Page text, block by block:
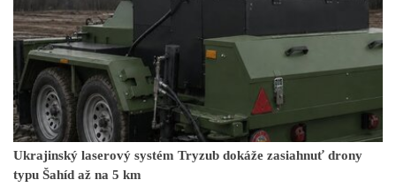
Ukrajinský laserový systém Tryzub dokáže zasiahnuť drony
typu Šahíd až na 5 km